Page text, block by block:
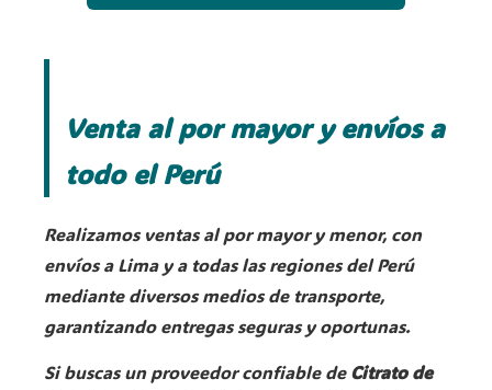
Venta al por mayor y envíos a
todo el Perú
Realizamos ventas al por mayor y menor, con
envíos a Lima y a todas las regiones del Perú
mediante diversos medios de transporte,
garantizando entregas seguras y oportunas.
Si buscas un proveedor confiable deCitrato de